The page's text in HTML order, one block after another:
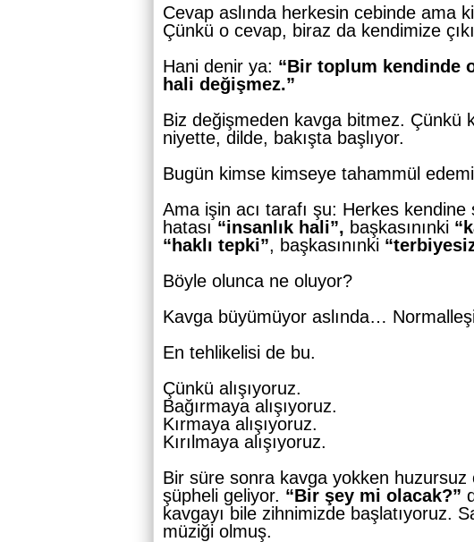
Cevap aslında herkesin cebinde ama
Çünkü o cevap, biraz da kendimize
Hani denir ya: “Bir toplum kendinde
hali değişmez.”
Biz değişmeden kavga bitmez. Çünkü
niyette, dilde, bakışta başlıyor.
Bugün kimse kimseye tahammül
Ama işin acı tarafı şu: Herkes
hatası “insanlık hali”, başkasınınki
“haklı tepki”, başkasınınki
Böyle olunca ne oluyor?
Kavga büyümüyor aslında…
En tehlikelisi de bu.
Çünkü alışıyoruz.
Bağırmaya alışıyoruz.
Kırmaya alışıyoruz.
Kırılmaya alışıyoruz.
Bir süre sonra kavga yokken
şüpheli geliyor. “Bir şey mi olacak?”
kavgayı bile zihnimizde başlatıyoruz.
müziği olmuş.